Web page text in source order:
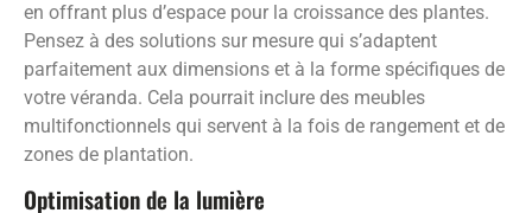
en offrant plus d’espace pour la croissance des plantes.
Pensez à des solutions sur mesure qui s’adaptent
parfaitement aux dimensions et à la forme spécifiques de
votre véranda. Cela pourrait inclure des meubles
multifonctionnels qui servent à la fois de rangement et de
zones de plantation.
Optimisation de la lumière